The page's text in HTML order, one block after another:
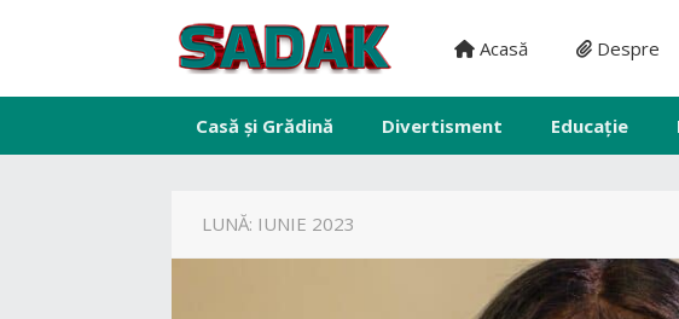
Acasă Despre
Casă și Grădină Divertisment Educație
LUNĂ: IUNIE 2023